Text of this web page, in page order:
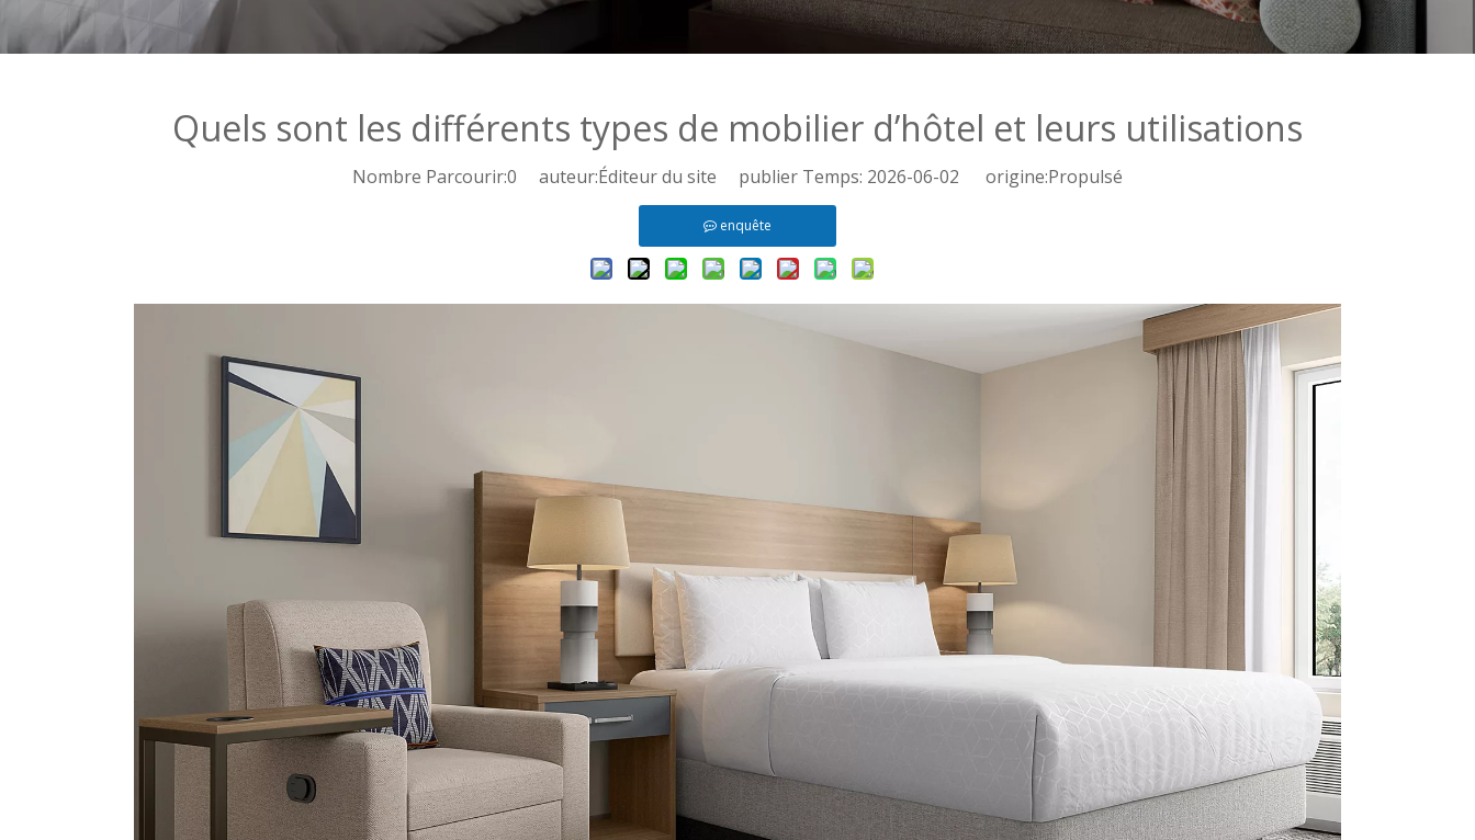
Quels sont les différents types de mobilier d’hôtel et leurs utilisations
Nombre Parcourir:0 auteur:Éditeur du site publier Temps: 2026-06-02 origine:Propulsé
enquête